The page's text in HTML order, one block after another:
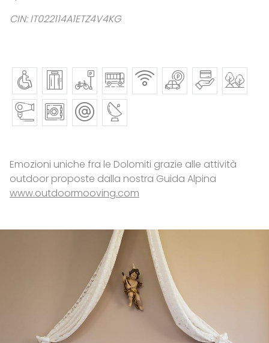
CIN: IT022114A1ETZ4V4KG
Emozioni uniche fra le Dolomiti grazie alle attività
outdoor proposte dalla nostra Guida Alpina
www.outdoormooving.com